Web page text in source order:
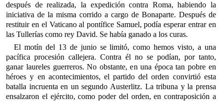
después de realizada, la expedición contra Roma, habiendo la
iniciativa de la misma corrido a cargo de Bonaparte. Después de
restituir en el Vaticano al pontífice Samuel, podía esperar entrar en
las Tullerías como rey David. Se había ganado a los curas.
El motín del 13 de junio se limitó, como hemos visto, a una
pacífica procesión callejera. Contra él no se podían, por tanto,
ganar laureles guerreros. No obstante, en una época tan pobre en
héroes y en acontecimientos, el partido del orden convirtió esta
batalla incruenta en un segundo Austerlitz. La tribuna y la prensa
ensalzaron el ejército, como poder del orden, en contraposición a